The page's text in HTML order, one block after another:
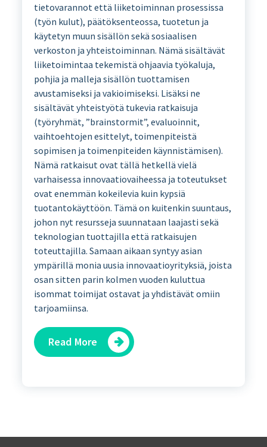
tietovarannot että liiketoiminnan prosessissa
(työn kulut), päätöksenteossa, tuotetun ja
käytetyn muun sisällön sekä sosiaalisen
verkoston ja yhteistoiminnan. Nämä sisältävät
liiketoimintaa tekemistä ohjaavia työkaluja,
pohjia ja malleja sisällön tuottamisen
avustamiseksi ja vakioimiseksi. Lisäksi ne
sisältävät yhteistyötä tukevia ratkaisuja
(työryhmät, ”brainstormit”, evaluoinnit,
vaihtoehtojen esittelyt, toimenpiteistä
sopimisen ja toimenpiteiden käynnistämisen).
Nämä ratkaisut ovat tällä hetkellä vielä
varhaisessa innovaatiovaiheessa ja toteutukset
ovat enemmän kokeilevia kuin kypsiä
tuotantokäyttöön. Tämä on kuitenkin suuntaus,
johon nyt resursseja suunnataan laajasti sekä
teknologian tuottajilla että ratkaisujen
toteuttajilla. Samaan aikaan syntyy asian
ympärillä monia uusia innovaatioyrityksiä, joista
osan sitten parin kolmen vuoden kuluttua
isommat toimijat ostavat ja yhdistävät omiin
tarjoamiinsa.
Read More